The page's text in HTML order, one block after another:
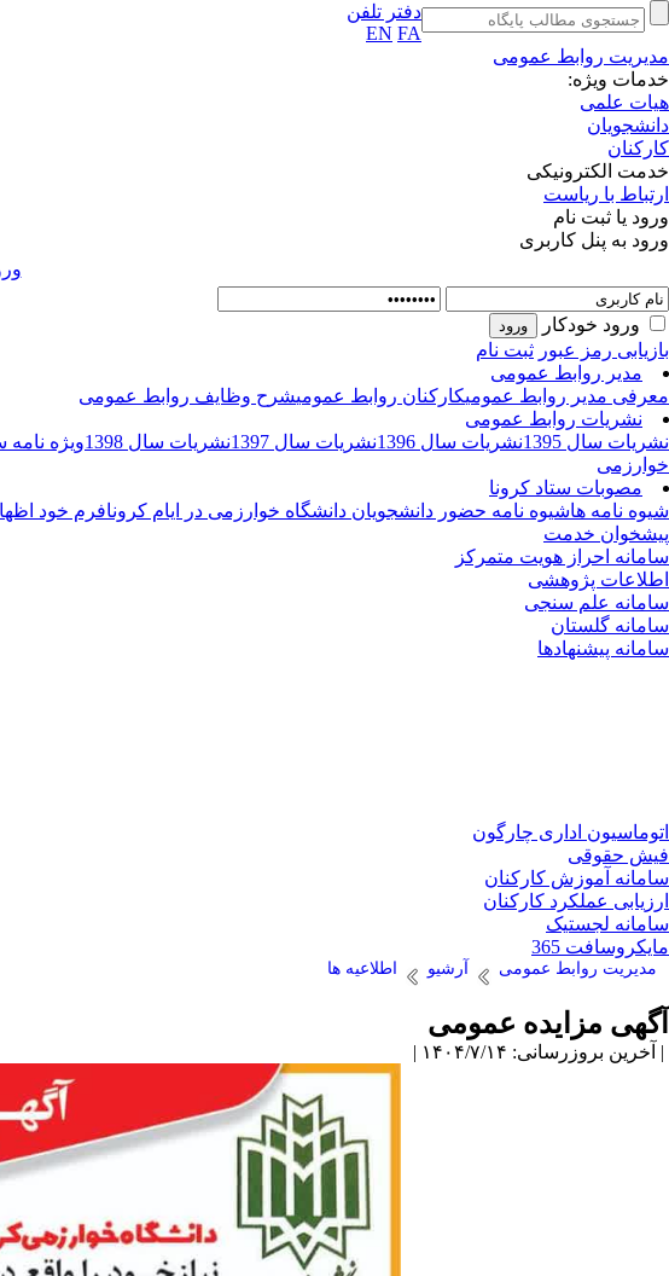
دفتر تلفن
EN FA
مدیریت روابط عمومی
خدمات ویژه:
هیات علمی
دانشجویان
کارکنان
خدمت الکترونیکی
ارتباط با ریاست
ورود یا ثبت نام
ورود به پنل کاربری
ورود خودکار
بازیابی رمز عبور ثبت نام
مدیر روابط عمومی
معرفی مدیر روابط عمومیکارکنان روابط عمومیشرح وظایف روابط عمومی
نشریات روابط عمومی
نشریات سال 1395
نشریات سال 1396 نشریات سال 1397 نشریات سال 1398 ویژه نامه
خوارزمی
مصوبات ستاد کرونا
شیوه نامه هاشیوه نامه حضور دانشجویان دانشگاه خوارزمی در ایام کرونافرم خود
پیشخوان خدمت
سامانه احراز هویت متمرکز
اطلاعات پژوهشی
سامانه علم سنجی
سامانه گلستان
سامانه پیشنهادها
اتوماسیون اداری چارگون
فیش حقوقی
سامانه آموزش کارکنان
ارزیابی عملکرد کارکنان
سامانه لجستیک
مایکروسافت 365
مدیریت روابط عمومی آرشیو اطلاعیه ها
آگهی مزایده عمومی
| آخرین بروزرسانی: ۱۴۰۴/۷/۱۴ |